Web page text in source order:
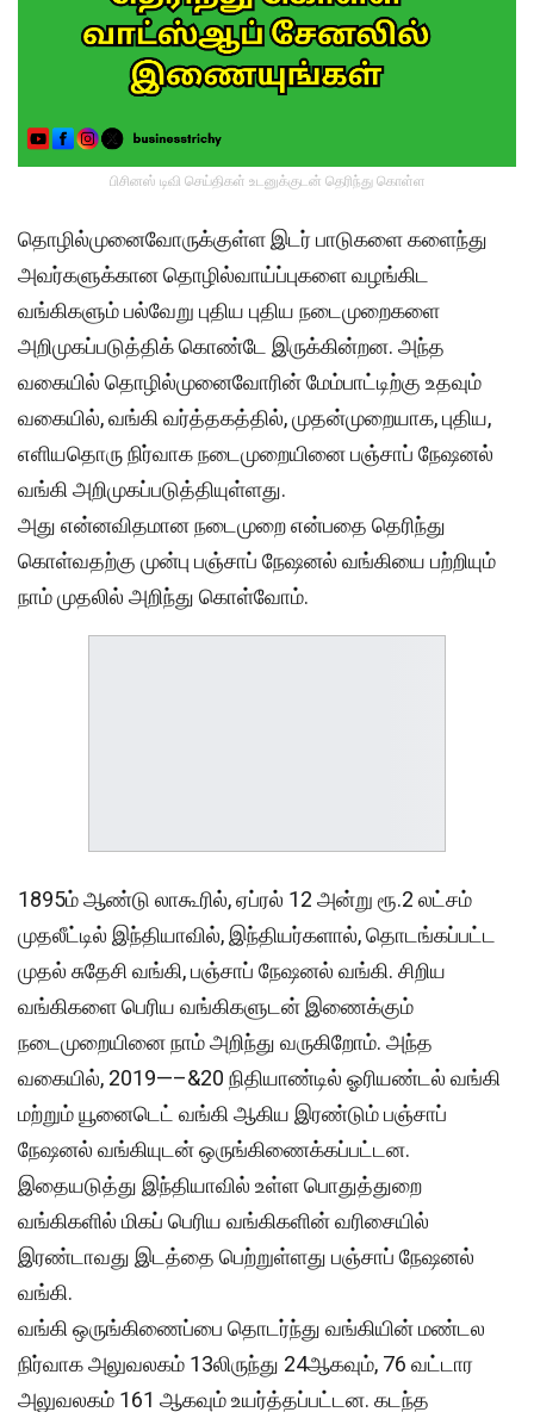
பிசினஸ் டிவி செய்திகள் உடனுக்குடன் தெரிந்து கொள்ள
தொழில்முனைவோருக்குள்ள இடர் பாடுகளை களைந்து
அவர்களுக்கான தொழில்வாய்ப்புகளை வழங்கிட
வங்கிகளும் பல்வேறு புதிய புதிய நடைமுறைகளை
அறிமுகப்படுத்திக் கொண்டே இருக்கின்றன. அந்த
வகையில் தொழில்முனைவோரின் மேம்பாட்டிற்கு உதவும்
வகையில், வங்கி வர்த்தகத்தில், முதன்முறையாக, புதிய,
எளியதொரு நிர்வாக நடைமுறையினை பஞ்சாப் நேஷனல்
வங்கி அறிமுகப்படுத்தியுள்ளது.
அது என்னவிதமான நடைமுறை என்பதை தெரிந்து
கொள்வதற்கு முன்பு பஞ்சாப் நேஷனல் வங்கியை பற்றியும்
நாம் முதலில் அறிந்து கொள்வோம்.
1895ம் ஆண்டு லாகூரில், ஏப்ரல் 12 அன்று ரூ.2 லட்சம்
முதலீட்டில் இந்தியாவில், இந்தியர்களால், தொடங்கப்பட்ட
முதல் சுதேசி வங்கி, பஞ்சாப் நேஷனல் வங்கி. சிறிய
வங்கிகளை பெரிய வங்கிகளுடன் இணைக்கும்
நடைமுறையினை நாம் அறிந்து வருகிறோம். அந்த
வகையில், 2019—–&20 நிதியாண்டில் ஓரியண்டல் வங்கி
மற்றும் யூனைடெட் வங்கி ஆகிய இரண்டும் பஞ்சாப்
நேஷனல் வங்கியுடன் ஒருங்கிணைக்கப்பட்டன.
இதையடுத்து இந்தியாவில் உள்ள பொதுத்துறை
வங்கிகளில் மிகப் பெரிய வங்கிகளின் வரிசையில்
இரண்டாவது இடத்தை பெற்றுள்ளது பஞ்சாப் நேஷனல்
வங்கி.
வங்கி ஒருங்கிணைப்பை தொடர்ந்து வங்கியின் மண்டல
நிர்வாக அலுவலகம் 13லிருந்து 24ஆகவும், 76 வட்டார
அலுவலகம் 161 ஆகவும் உயர்த்தப்பட்டன. கடந்த